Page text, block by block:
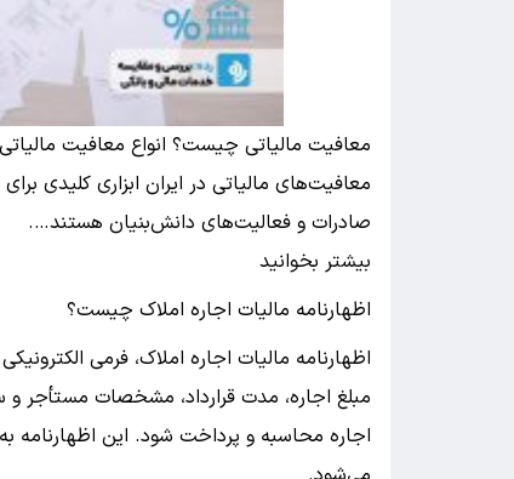
معافیت مالیاتی چیست؟ انواع معافیت مالیاتی 1405 در ایران
معافیت‌های مالیاتی در ایران ابزاری کلیدی
صادرات و فعالیت‌های دانش‌بنیان هستند….
بیشتر بخوانید
اظهارنامه مالیات اجاره املاک چیست؟
اظهارنامه مالیات اجاره املاک، فرمی
مبلغ اجاره، مدت قرارداد، مشخصات مستأجر و
اجاره محاسبه و پرداخت شود. این اظهارنامه